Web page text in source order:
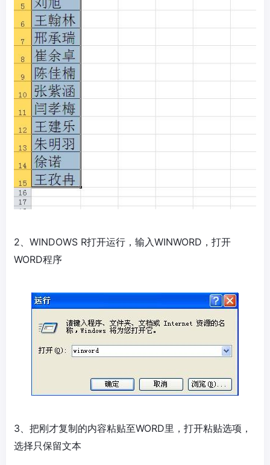
2、WINDOWS R打开运行，输入WINWORD，打开
WORD程序
3、把刚才复制的内容粘贴至WORD里，打开粘贴选项，
选择只保留文本